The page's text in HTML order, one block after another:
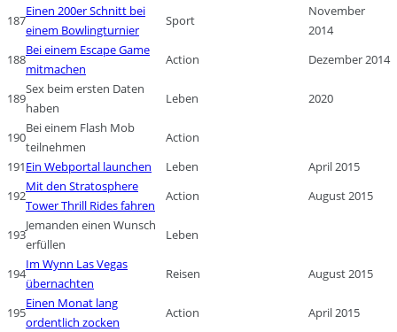
187
Einen 200er Schnitt bei
einem Bowlingturnier
Sport
November
2014
188
Bei einem Escape Game
mitmachen
Action Dezember 2014
189
Sex beim ersten Daten
haben
Leben 2020
190
Bei einem Flash Mob
teilnehmen
Action
191Ein Webportal launchen Leben
April 2015
192
Mit den Stratosphere
Tower Thrill Rides fahren
Action August 2015
193
Jemanden einen Wunsch
erfüllen
Leben
194
Im Wynn Las Vegas
übernachten
Reisen August 2015
195
Einen Monat lang
ordentlich zocken
Action
April 2015